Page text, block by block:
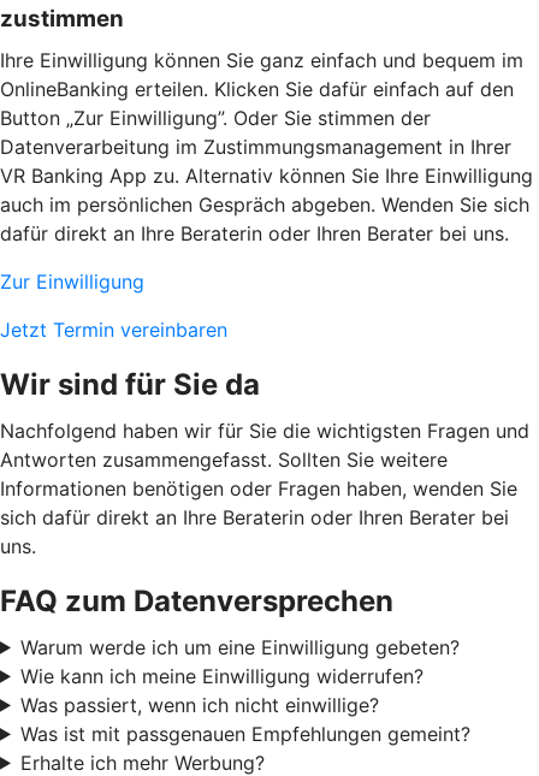
zustimmen
Ihre Einwilligung können Sie ganz einfach und bequem im
OnlineBanking erteilen. Klicken Sie dafür einfach auf den
Button „Zur Einwilligung”. Oder Sie stimmen der
Datenverarbeitung im Zustimmungsmanagement in Ihrer
VR Banking App zu. Alternativ können Sie Ihre Einwilligung
auch im persönlichen Gespräch abgeben. Wenden Sie sich
dafür direkt an Ihre Beraterin oder Ihren Berater bei uns.
Zur Einwilligung
Jetzt Termin vereinbaren
Wir sind für Sie da
Nachfolgend haben wir für Sie die wichtigsten Fragen und
Antworten zusammengefasst. Sollten Sie weitere
Informationen benötigen oder Fragen haben, wenden Sie
sich dafür direkt an Ihre Beraterin oder Ihren Berater bei
uns.
FAQ zum Datenversprechen
Warum werde ich um eine Einwilligung gebeten?
Wie kann ich meine Einwilligung widerrufen?
Was passiert, wenn ich nicht einwillige?
Was ist mit passgenauen Empfehlungen gemeint?
Erhalte ich mehr Werbung?